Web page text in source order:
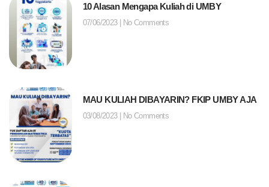
10 Alasan Mengapa Kuliah di UMBY
07/06/2023 No Comments
MAU KULIAH DIBAYARIN? FKIP UMBY AJA
03/08/2023 No Comments